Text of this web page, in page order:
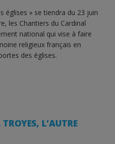
églises » se tiendra du 23 juin
les Chantiers du Cardinal
national qui vise à faire
religieux français en
des églises.
L’AUTRE